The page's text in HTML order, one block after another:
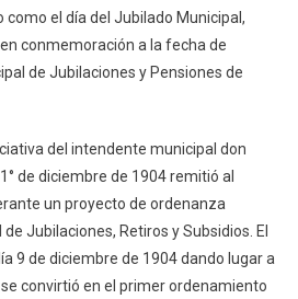
como el día del Jubilado Municipal,
conmemoración a la fecha de
de Jubilaciones y Pensiones de
del intendente municipal don
de diciembre de 1904 remitió al
un proyecto de ordenanza
Jubilaciones, Retiros y Subsidios. El
9 de diciembre de 1904 dando lugar a
convirtió en el primer ordenamiento